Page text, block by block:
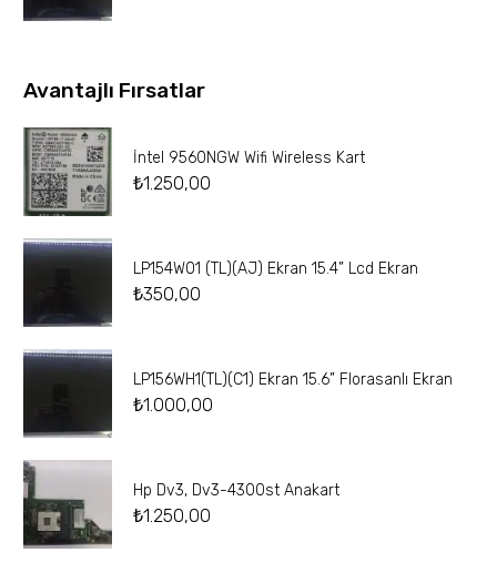
Avantajlı Fırsatlar
İntel 9560NGW Wifi Wireless Kart
₺1.250,00
LP154W01 (TL)(AJ) Ekran 15.4” Lcd Ekran
₺350,00
LP156WH1(TL)(C1) Ekran 15.6” Florasanlı Ekran
₺1.000,00
Hp Dv3, Dv3-4300st Anakart
₺1.250,00